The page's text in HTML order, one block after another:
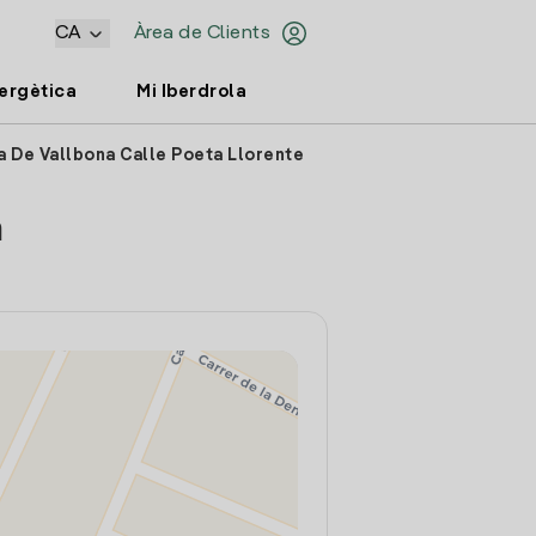
Àrea de Clients
CA
Mi Iberdrola
De Vallbona Calle Poeta Llorente